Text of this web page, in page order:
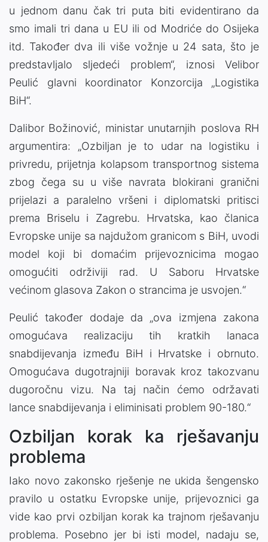
u jednom danu čak tri puta biti evidentirano da
smo imali tri dana u EU ili od Modriće do Osijeka
itd. Također dva ili više vožnje u 24 sata, što je
predstavljalo sljedeći problem“, iznosi Velibor
Peulić glavni koordinator Konzorcija „Logistika
BiH“.
Dalibor Božinović, ministar unutarnjih poslova RH
argumentira: „Ozbiljan je to udar na logistiku i
privredu, prijetnja kolapsom transportnog sistema
zbog čega su u više navrata blokirani granični
prijelazi a paralelno vršeni i diplomatski pritisci
prema Briselu i Zagrebu. Hrvatska, kao članica
Evropske unije sa najdužom granicom s BiH, uvodi
model koji bi domaćim prijevoznicima mogao
omogućiti održiviji rad. U Saboru Hrvatske
većinom glasova Zakon o strancima je usvojen.“
Peulić također dodaje da „ova izmjena zakona
omogućava realizaciju tih kratkih lanaca
snabdijevanja između BiH i Hrvatske i obrnuto.
Omogućava dugotrajniji boravak kroz takozvanu
dugoročnu vizu. Na taj način ćemo održavati
lance snabdijevanja i eliminisati problem 90-180.“
Ozbiljan korak ka rješavanju
problema
Iako novo zakonsko rješenje ne ukida šengensko
pravilo u ostatku Evropske unije, prijevoznici ga
vide kao prvi ozbiljan korak ka trajnom rješavanju
problema. Posebno jer bi isti model, nadaju se,